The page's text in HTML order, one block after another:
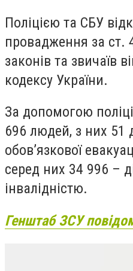
Поліцією та СБУ
провадження за ст.
законів та звичаїв
кодексу України.
За допомогою
696 людей, з них 51
обов’язкової
серед них 34 996 –
інвалідністю.
Генштаб ЗСУ